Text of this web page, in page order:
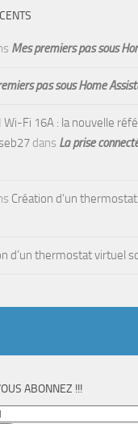
Mes premiers pas sous
pas sous Home
Wi-Fi 16A : la nouvelle
dans La prise
Création d’un
d’un thermostat virtuel
ABONNEZ !!!